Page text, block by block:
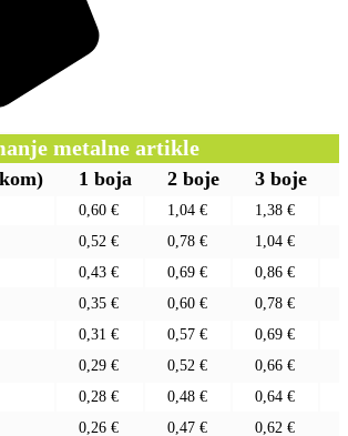
metalne artikle
1 boja 2 boje 3 boje
0,60 € 1,04 € 1,38 €
0,52 € 0,78 € 1,04 €
0,43 € 0,69 € 0,86 €
0,35 € 0,60 € 0,78 €
0,31 € 0,57 € 0,69 €
0,29 € 0,52 € 0,66 €
0,28 € 0,48 € 0,64 €
0,26 € 0,47 € 0,62 €